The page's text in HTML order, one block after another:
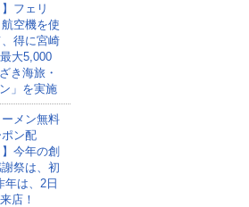
フェリ
空機を使
、得に宮崎
大5,000
き海旅・
」を実施
ーメン無料
ン配
今年の創
祭は、初
年は、2日
店！